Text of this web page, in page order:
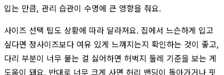
입는 만큼, 관리 습관이 수명에 큰 영향을 줘요.
사이즈 선택 팁도 상황에 따라 달라져요. 집에서 느슨하게 입고
싶다면 정사이즈보다 여유 있게 느껴지는지 확인하는 것이 좋고,
다리 부분이 너무 붙는 걸 싫어하면 허벅지 둘레 기준을 보는 게
도움이 돼요. 반대로 너무 크게 사면 허리 밴딩이 돌아가거나 핏